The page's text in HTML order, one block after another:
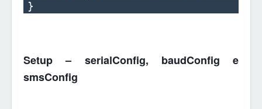
Setup – serialConfig, baudConfig e
smsConfig